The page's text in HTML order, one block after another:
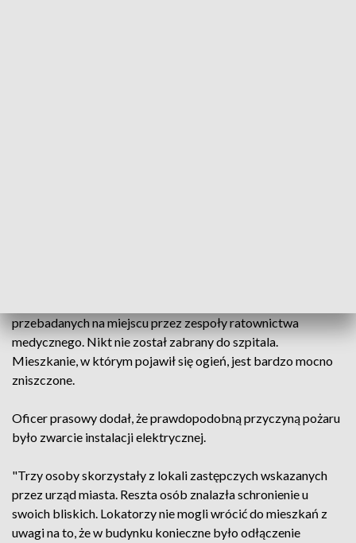
przebadanych na miejscu przez zespoły ratownictwa
medycznego. Nikt nie został zabrany do szpitala.
Mieszkanie, w którym pojawił się ogień, jest bardzo mocno
zniszczone.
Oficer prasowy dodał, że prawdopodobną przyczyną pożaru
było zwarcie instalacji elektrycznej.
"Trzy osoby skorzystały z lokali zastępczych wskazanych
przez urząd miasta. Reszta osób znalazła schronienie u
swoich bliskich. Lokatorzy nie mogli wrócić do mieszkań z
uwagi na to, że w budynku konieczne było odłączenie